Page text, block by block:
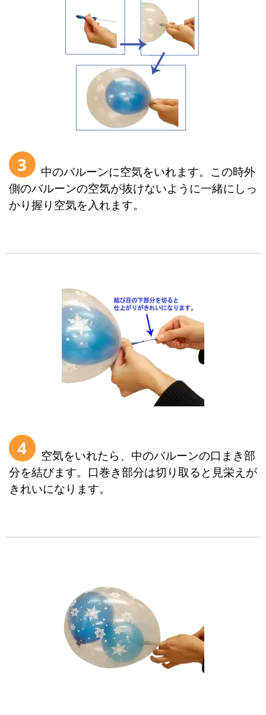
3
中のバルーンに空気をいれます。この時外
側のバルーンの空気が抜けないように一緒にしっ
かり握り空気を入れます。
4
空気をいれたら、中のバルーンの口まき部
分を結びます。口巻き部分は切り取ると見栄えが
きれいになります。